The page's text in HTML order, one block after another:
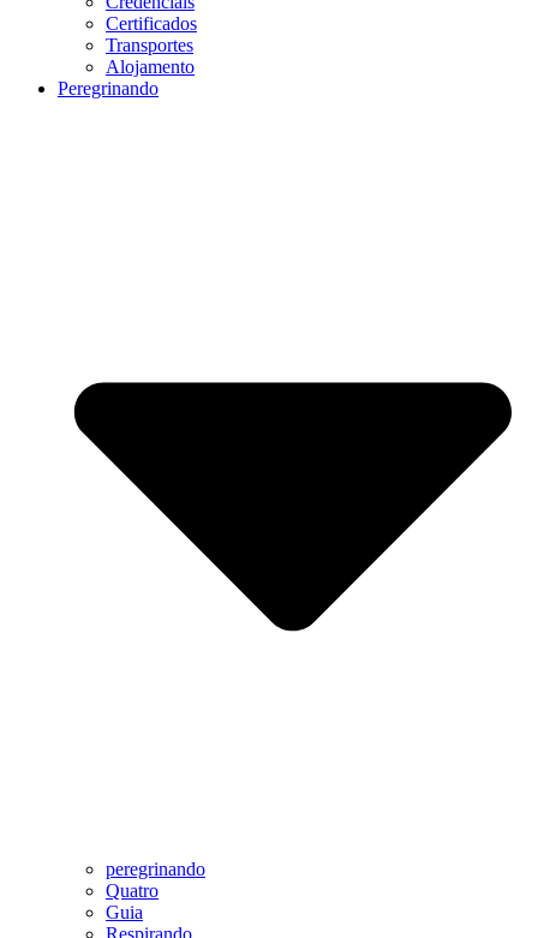
Certificados
Transportes
Alojamento
Peregrinando
peregrinando
Quatro
Guia
Respirando